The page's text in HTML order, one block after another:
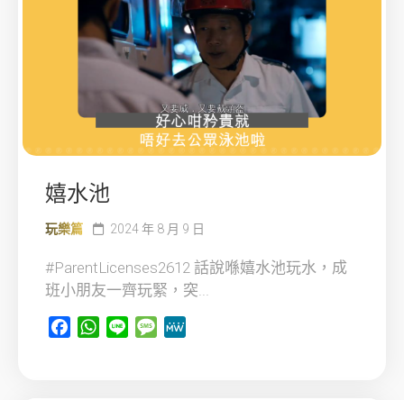
嬉水池
玩樂篇 2024 年 8 月 9 日
#ParentLicenses2612 話說喺嬉水池玩水，成
班小朋友一齊玩緊，突...
FacebookWhatsApp
Line Message